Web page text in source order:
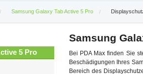
Samsung Galaxy Tab Active 5 Pro
Samsung
Bei PDA Max finden Sie
Beschädigungen Ihres
Bereich des
5 Pro